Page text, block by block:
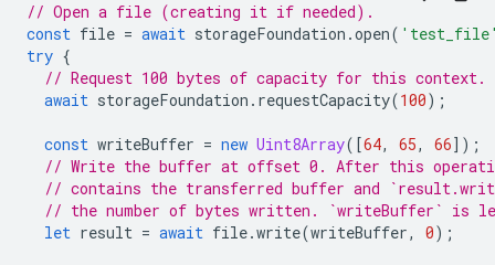
// Open a file (creating it if needed).
const file = await storageFoundation .open(
try {
// Request 100 bytes of capacity for this context.
await storageFoundation . requestCapacity(100);
const writeBuffer = new Uint8Array([64, 65, 66]);
// Write the buffer at offset 0. After this
// contains the transferred buffer and
// the number of bytes written. `writeBuffer` is
let result = await file.write(writeBuffer, 0);